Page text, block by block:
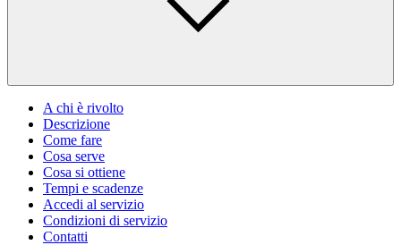
A chi è rivolto
Descrizione
Come fare
Cosa serve
Cosa si ottiene
Tempi e scadenze
Accedi al servizio
Condizioni di servizio
Contatti